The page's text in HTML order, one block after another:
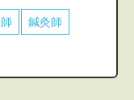
鍼灸師